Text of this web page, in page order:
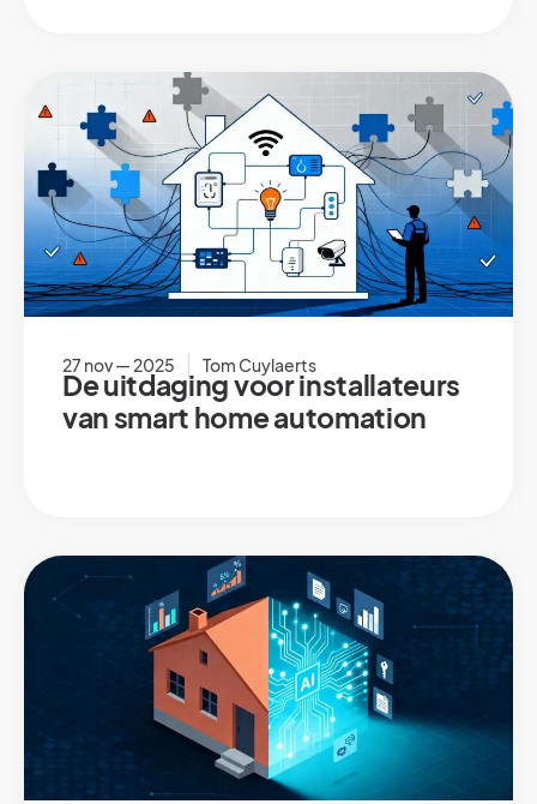
27 nov — 2025 Tom Cuylaerts
De uitdaging voor installateurs
van smart home automation